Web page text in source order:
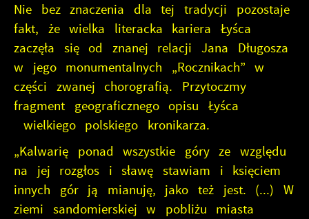
Nie bez znaczenia dla tej tradycji pozostaje
fakt, że wielka literacka kariera Łyśca
zaczęła się od znanej relacji Jana Długosza
w jego monumentalnych „Rocznikach” w
części zwanej chorografią. Przytoczmy
fragment geograficznego opisu Łyśca
wielkiego polskiego kronikarza.
„Kalwarię ponad wszystkie góry ze względu
na jej rozgłos i sławę stawiam i księciem
innych gór ją mianuję, jako też jest. (...) W
ziemi sandomierskiej w pobliżu miasta